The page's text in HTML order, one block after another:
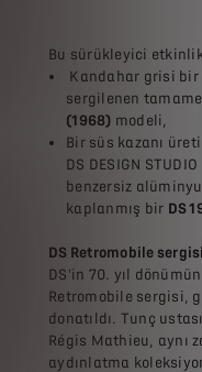
Bu sürükleyici
Kandahar grisi bir
sergilenen
(1968) modeli,
Bir süs kazanı
DS DESIGN
benzersiz
kaplanmış bir DS
DS Retromobile
DS'in 70. yıl
Retromobile sergisi,
donatıldı. Tunç
Régis Mathieu, aynı
aydınlatma